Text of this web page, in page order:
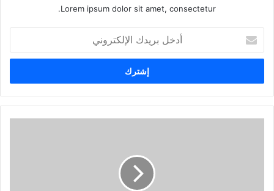
Lorem ipsum dolor sit amet, consectetur.
بريدك
الإلكتروني